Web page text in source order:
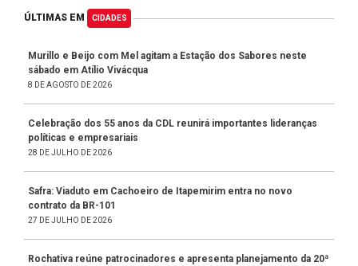
ÚLTIMAS EM CIDADES
Murillo e Beijo com Mel agitam a Estação dos Sabores neste
sábado em Atílio Vivácqua
8 DE AGOSTO DE 2026
Celebração dos 55 anos da CDL reunirá importantes lideranças
políticas e empresariais
28 DE JULHO DE 2026
Safra: Viaduto em Cachoeiro de Itapemirim entra no novo
contrato da BR-101
27 DE JULHO DE 2026
Rochativa reúne patrocinadores e apresenta planejamento da 20ª